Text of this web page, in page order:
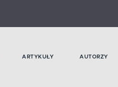
ARTYKUŁY AUTORZY